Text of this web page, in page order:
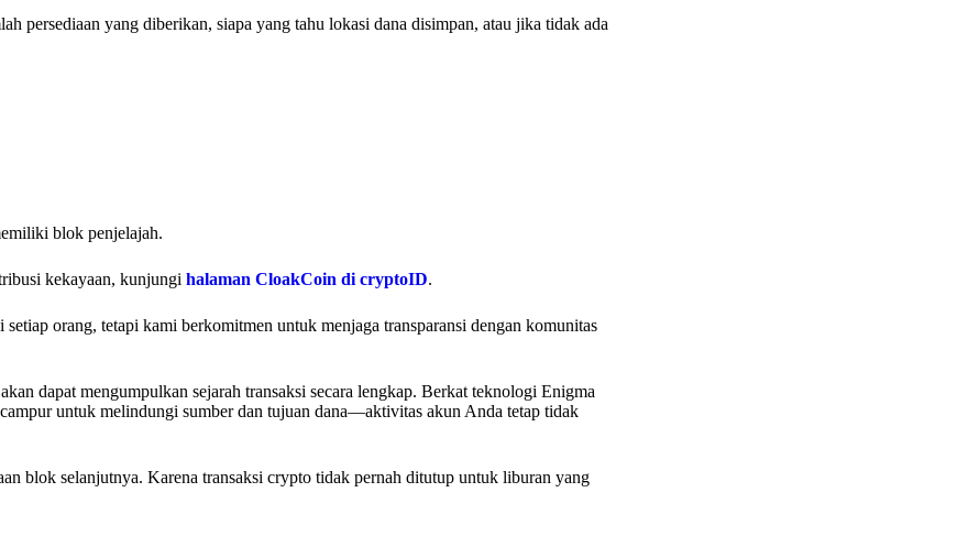
persediaan yang diberikan, siapa yang tahu lokasi dana disimpan, atau jika tidak ada
blok penjelajah.
kekayaan, kunjungi halaman CloakCoin di cryptoID.
orang, tetapi kami berkomitmen untuk menjaga transparansi dengan komunitas
dapat mengumpulkan sejarah transaksi secara lengkap. Berkat teknologi Enigma
untuk melindungi sumber dan tujuan dana—aktivitas akun Anda tetap tidak
blok selanjutnya. Karena transaksi crypto tidak pernah ditutup untuk liburan yang